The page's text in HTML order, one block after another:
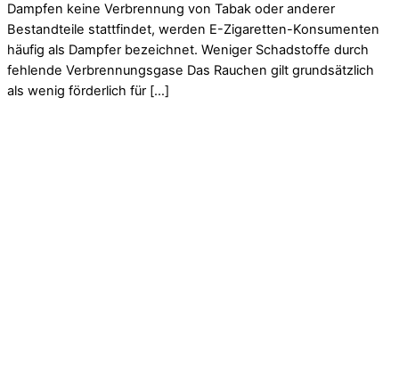
Dampfen keine Verbrennung von Tabak oder anderer
Bestandteile stattfindet, werden E-Zigaretten-Konsumenten
häufig als Dampfer bezeichnet. Weniger Schadstoffe durch
fehlende Verbrennungsgase Das Rauchen gilt grundsätzlich
als wenig förderlich für […]